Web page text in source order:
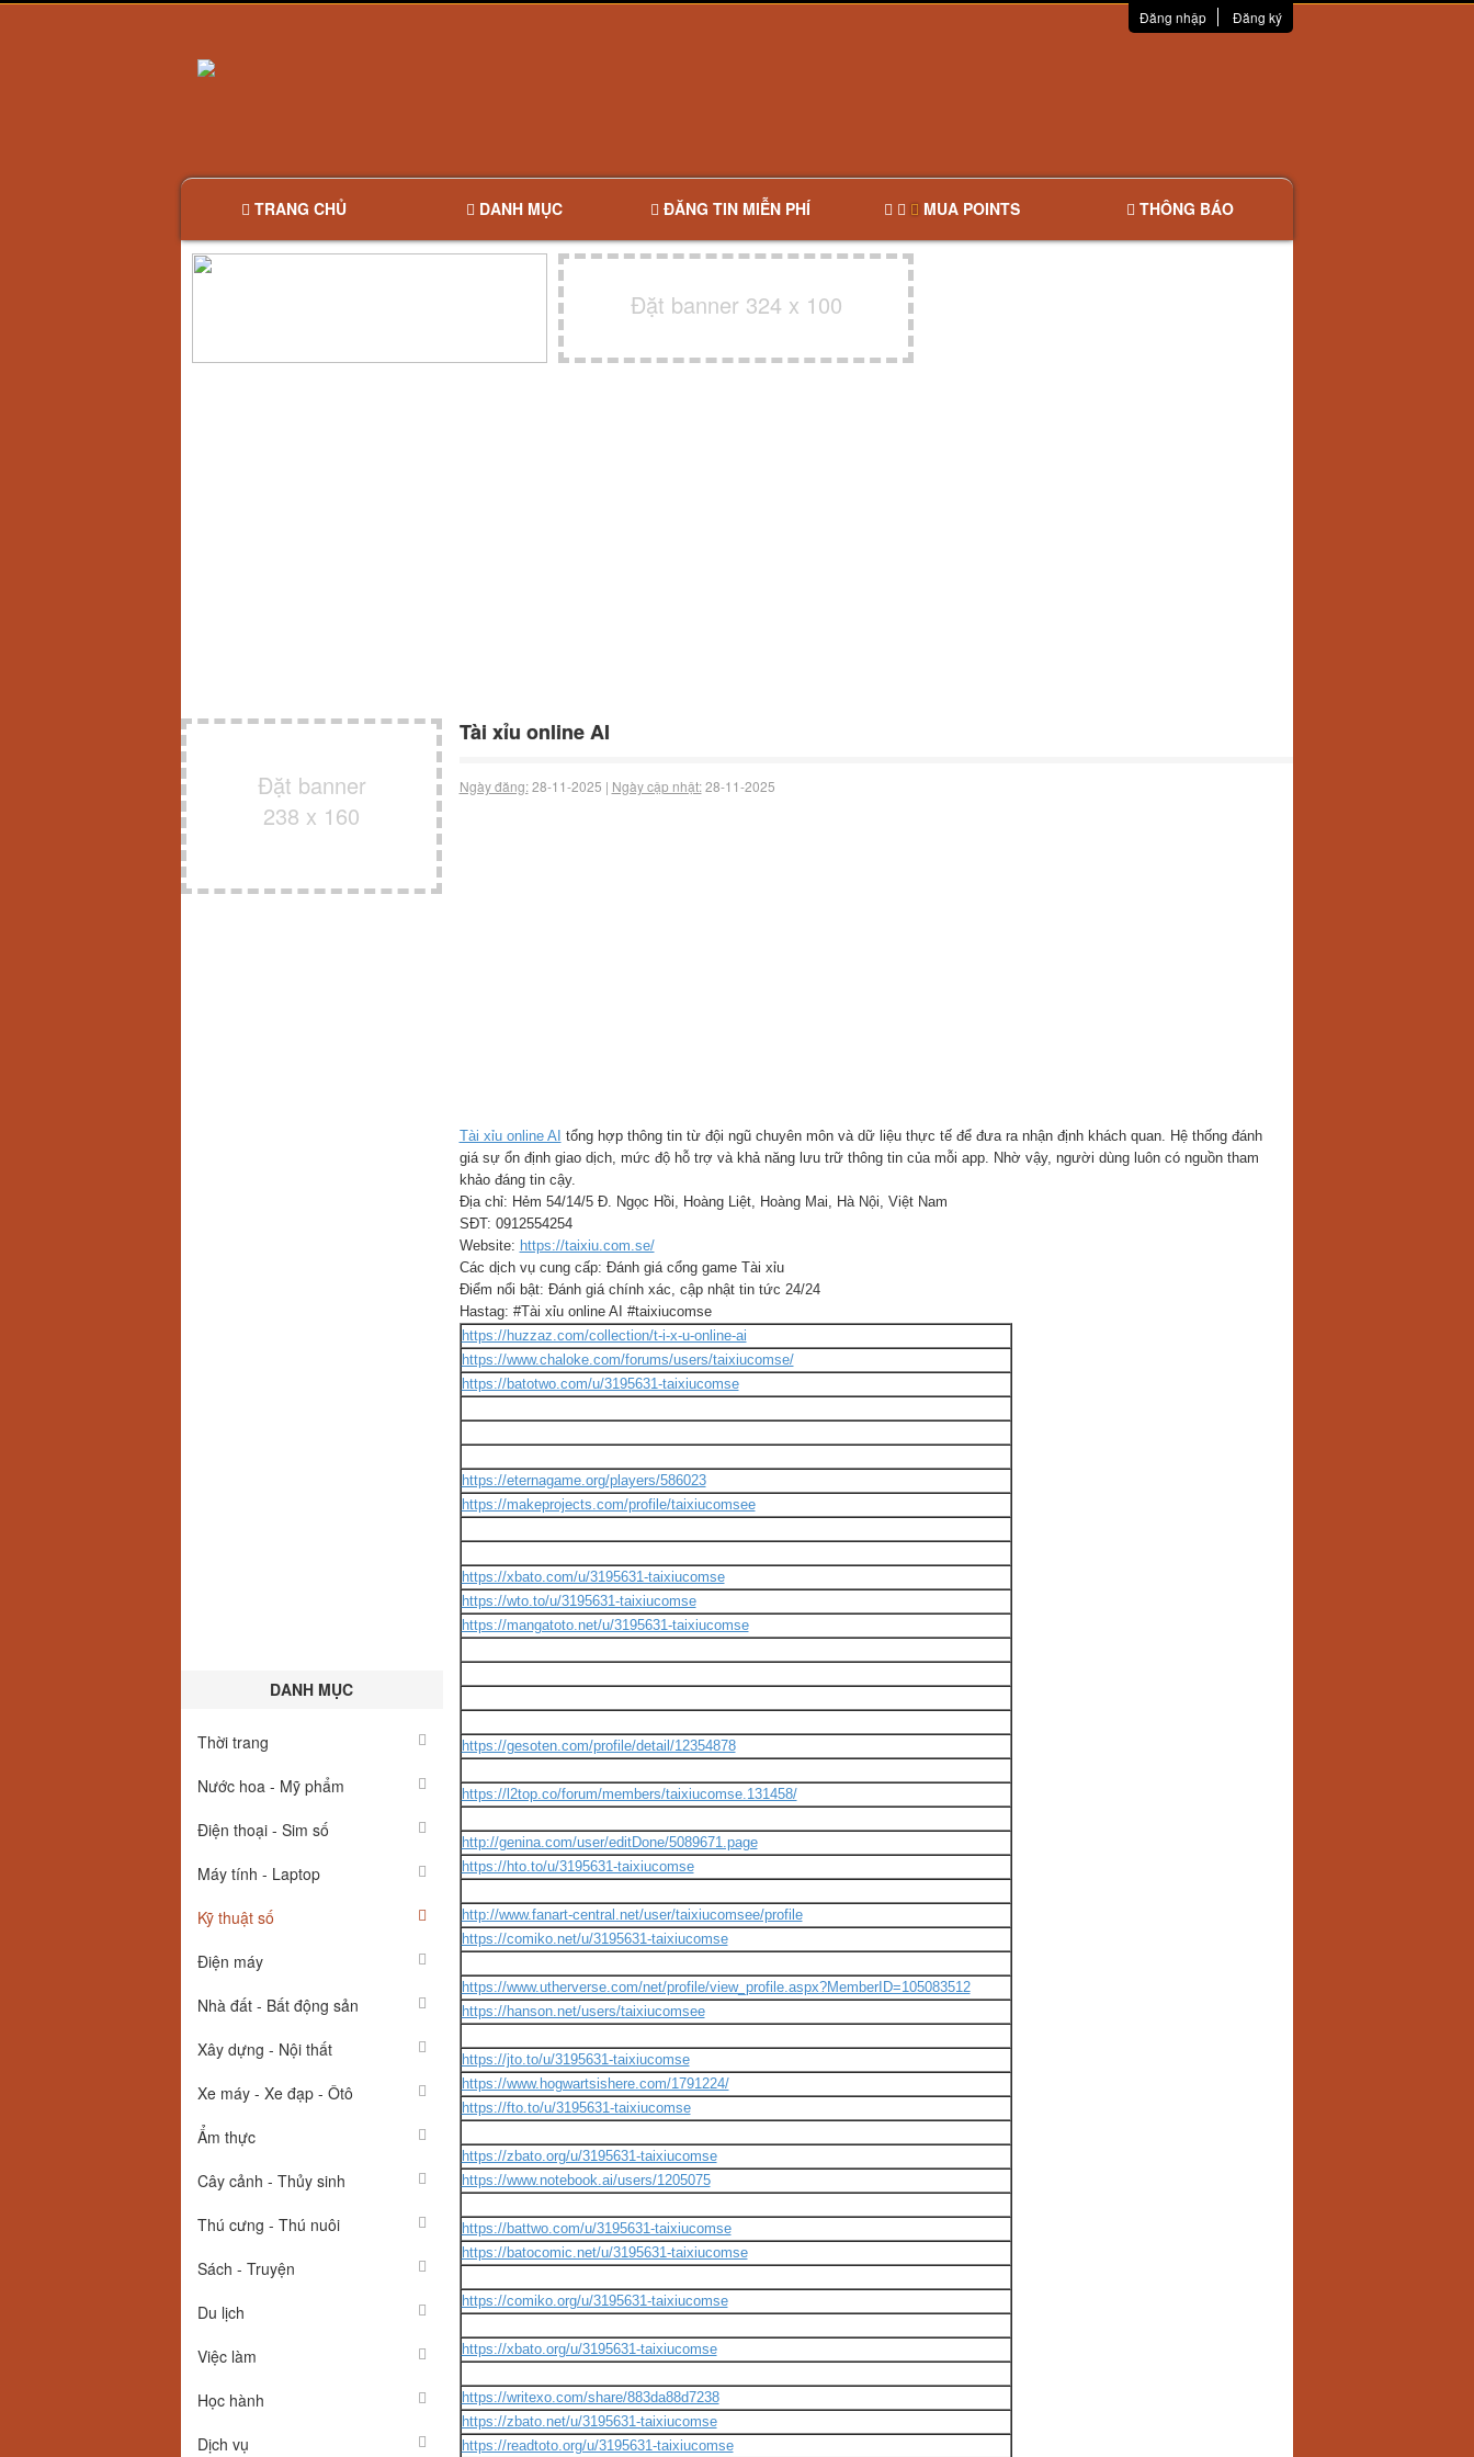
Đăng nhập Đăng ký
TRANG CHỦ DANH MỤC ĐĂNG TIN MIỄN PHÍ MUA POINTS THÔNG BÁO
Đặt banner 324 x 100
Đặt banner
238 x 160
DANH MỤC
Thời trang
Nước hoa - Mỹ phẩm
Điện thoại - Sim số
Máy tính - Laptop
Kỹ thuật số
Điện máy
Nhà đất - Bất động sản
Xây dựng - Nội thất
Xe máy - Xe đạp - Ôtô
Ẩm thực
Cây cảnh - Thủy sinh
Thú cưng - Thú nuôi
Sách - Truyện
Du lịch
Việc làm
Học hành
Dịch vụ
Tài xỉu online AI
Ngày đăng:28-11-2025 | Ngày cập nhật:28-11-2025
Tài xỉu online AI tổng hợp thông tin từ đội ngũ chuyên môn và dữ liệu thực tế để đưa ra nhận định khách quan. Hệ thống đánh
giá sự ổn định giao dịch, mức độ hỗ trợ và khả năng lưu trữ thông tin của mỗi app. Nhờ vậy, người dùng luôn có nguồn tham
khảo đáng tin cậy.
Địa chỉ: Hẻm 54/14/5 Đ. Ngọc Hồi, Hoàng Liệt, Hoàng Mai, Hà Nội, Việt Nam
SĐT: 0912554254
Website: https://taixiu.com.se/
Các dịch vụ cung cấp: Đánh giá cổng game Tài xỉu
Điểm nổi bật: Đánh giá chính xác, cập nhật tin tức 24/24
Hastag: #Tài xỉu online AI #taixiucomse
https://huzzaz.com/collection/t-i-x-u-online-ai
https://www.chaloke.com/forums/users/taixiucomse/
https://batotwo.com/u/3195631-taixiucomse
https://eternagame.org/players/586023
https://makeprojects.com/profile/taixiucomsee
https://xbato.com/u/3195631-taixiucomse
https://wto.to/u/3195631-taixiucomse
https://mangatoto.net/u/3195631-taixiucomse
https://gesoten.com/profile/detail/12354878
https://l2top.co/forum/members/taixiucomse.131458/
http://genina.com/user/editDone/5089671.page
https://hto.to/u/3195631-taixiucomse
http://www.fanart-central.net/user/taixiucomsee/profile
https://comiko.net/u/3195631-taixiucomse
https://www.utherverse.com/net/profile/view_profile.aspx?MemberID=105083512
https://hanson.net/users/taixiucomsee
https://jto.to/u/3195631-taixiucomse
https://www.hogwartsishere.com/1791224/
https://fto.to/u/3195631-taixiucomse
https://zbato.org/u/3195631-taixiucomse
https://www.notebook.ai/users/1205075
https://battwo.com/u/3195631-taixiucomse
https://batocomic.net/u/3195631-taixiucomse
https://comiko.org/u/3195631-taixiucomse
https://xbato.org/u/3195631-taixiucomse
https://writexo.com/share/883da88d7238
https://zbato.net/u/3195631-taixiucomse
https://readtoto.org/u/3195631-taixiucomse